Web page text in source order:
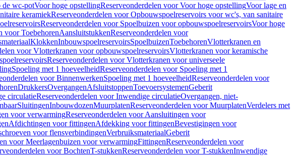
de wc-potVoor hoge opstellingReserveonderdelen voor Voor hoge opstellingVoor lage en
keramiekReserveonderdelen voor Opbouwspoelreservoirs voor wc's, van sanitaire
Reserveonderdelen voor Spoelbuizen voor opbouwspoelreservoirsVoor hoge
voor ToebehorenAansluitstukkenReserveonderdelen voor
KlokkenInbouwspoelreservoirsSpoelbuizenToebehorenVlotterkranen en
voor Vlotterkranen voor opbouwspoelreservoirsVlotterkranen voor keramische
Reserveonderdelen voor Vlotterkranen voor universeele
Spoeling met 1 hoeveelheidReserveonderdelen voor Spoeling met 1
voor BinnenwerkenSpoeling met 1 hoeveelheidReserveonderdelen voor
DrukkersOvergangenAfsluitstoppenToevoersystemenGeberit
circulatieReserveonderdelen voor Inwendige circulatieOvergangen, niet-
SluitingenInbouwdozenMuurplatenReserveonderdelen voor MuurplatenVerdelers met
voor verwarmingReserveonderdelen voor Aansluitingen voor
Afdichtingen voor fittingenAfdekking voor fittingenBevestigingen voor
voor flensverbindingenVerbruiksmateriaalGeberit
voor Meerlagenbuizen voor verwarmingFittingenReserveonderdelen voor
voor BochtenT-stukkenReserveonderdelen voor T-stukkenInwendige